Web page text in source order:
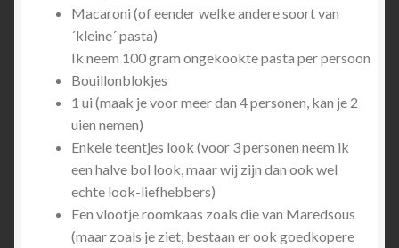
Macaroni (of eender welke andere soort van
´kleine´ pasta)
Ik neem 100 gram ongekookte pasta per persoon
Bouillonblokjes
1 ui (maak je voor meer dan 4 personen, kan je 2
uien nemen)
Enkele teentjes look (voor 3 personen neem ik
een halve bol look, maar wij zijn dan ook wel
echte look-liefhebbers)
Een vlootje roomkaas zoals die van Maredsous
(maar zoals je ziet, bestaan er ook goedkopere